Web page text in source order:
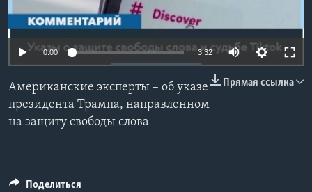
Learning English
ЯзыкиAuto
0:00 3:32 Auto
Прямая ссылка
Американские эксперты – об указе
президента Трампа, направленном
на защиту свободы слова
Поделиться